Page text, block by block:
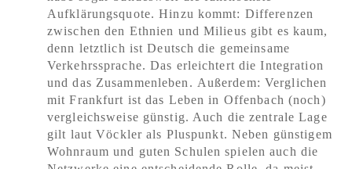
Aufklärungsquote. Hinzu kommt: Differenzen
zwischen den Ethnien und Milieus gibt es kaum,
denn letztlich ist Deutsch die gemeinsame
Verkehrssprache. Das erleichtert die Integration
und das Zusammenleben. Außerdem: Verglichen
mit Frankfurt ist das Leben in Offenbach (noch)
vergleichsweise günstig. Auch die zentrale Lage
gilt laut Vöckler als Pluspunkt. Neben günstigem
Wohnraum und guten Schulen spielen auch die